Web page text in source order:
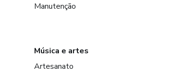
Manutenção
Música e artes
Artesanato